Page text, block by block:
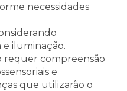
necessidades
iluminação.
requer compreensão
e
que utilizarão o